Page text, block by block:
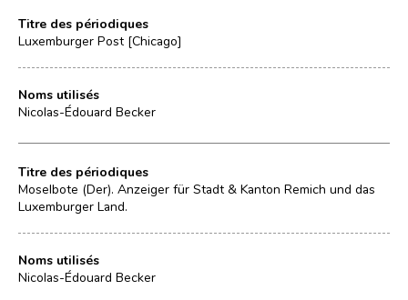
Titre des périodiques
Luxemburger Post [Chicago]
Noms utilisés
Nicolas-Édouard Becker
Titre des périodiques
Moselbote (Der). Anzeiger für Stadt & Kanton Remich und das
Luxemburger Land.
Noms utilisés
Nicolas-Édouard Becker